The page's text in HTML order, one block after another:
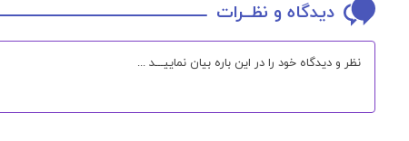
دیدگاه و نظــرات